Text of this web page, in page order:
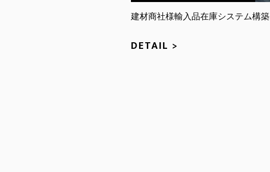
建材商社様輸入品在庫システム構築
DETAIL >